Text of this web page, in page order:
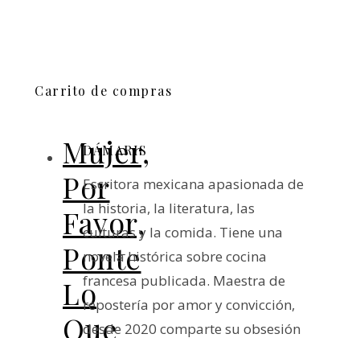
Carrito de compras
Mujer,
Por
Favor,
Ponte
Lo
Que
DÁMARIS
Escritora mexicana apasionada de
la historia, la literatura, las
culturas y la comida. Tiene una
novela histórica sobre cocina
francesa publicada. Maestra de
repostería por amor y convicción,
desde 2020 comparte su obsesión